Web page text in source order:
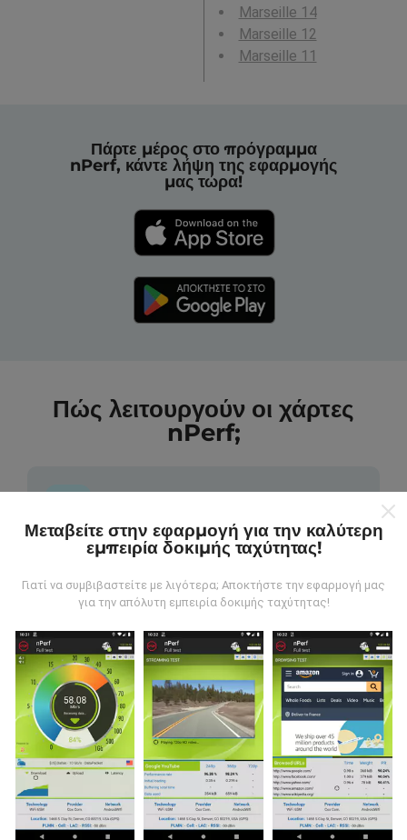
Marseille 14
Marseille 12
Marseille 11
Πάρτε μέρος στο πρόγραμμα
nPerf, κάντε λήψη της εφαρμογής
μας τώρα!
Πώς λειτουργούν οι χάρτες
nPerf;
Από πού προέρχονται τα δεδομένα;
Τα δεδομένα συλλέγονται από δοκιμές που
nPerf. Αυτές είναι οι δοκιμές που διεξάγονται σε
πραγματικές συνθήκες, απευθείας στο πεδίο. Αν
θέλετε να συμμετάσχετε επίσης, το μόνο που έχετε
να κάνετε είναι να κατεβάσετε την εφαρμογή nPerf
στο smartphone σας.Όσο περισσότερα δεδομένα
υπάρχουν, τόσο πιο ολοκληρωμένοι θα είναι οι
χάρτες!
Μεταβείτε στην εφαρμογή για την καλύτερη
εμπειρία δοκιμής ταχύτητας!
Γιατί να συμβιβαστείτε με λιγότερα; Αποκτήστε την εφαρμογή μας
για την απόλυτη εμπειρία δοκιμής ταχύτητας!